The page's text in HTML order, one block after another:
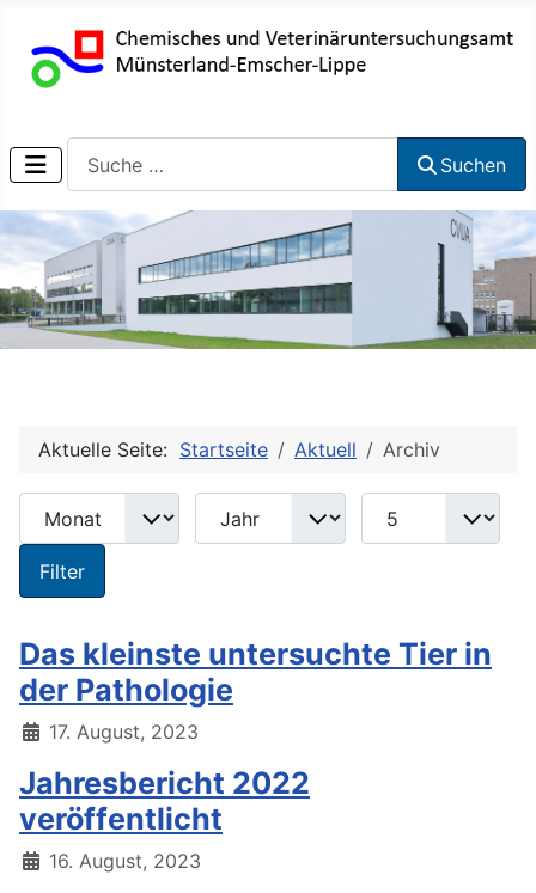
Suchen
Aktuelle Seite: Startseite Aktuell Archiv
Filter
Filter
Das kleinste untersuchte Tier in
der Pathologie
17. August, 2023
Jahresbericht 2022
veröffentlicht
16. August, 2023